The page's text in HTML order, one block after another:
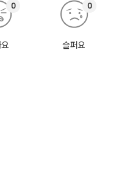
0
슬퍼요
0